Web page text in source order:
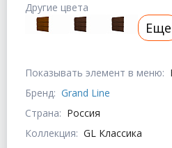
Показывать элемент в меню:
Бренд: Grand Line
Страна: Россия
Коллекция: GL Классика
Другие цвета
Еще